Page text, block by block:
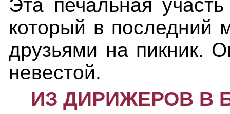
Эта печальная
который в последний
друзьями на пикник.
невестой.
ИЗ ДИРИЖЕРОВ В